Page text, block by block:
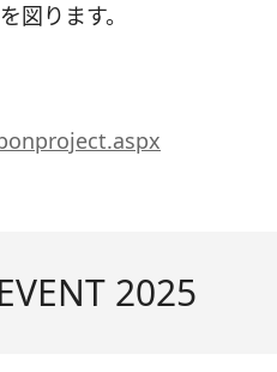
図ります。
2025